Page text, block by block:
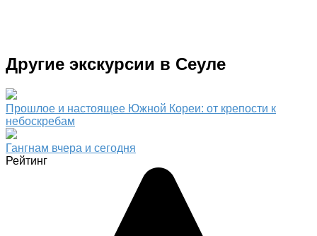
Другие экскурсии в Сеуле
Прошлое и настоящее Южной Кореи: от крепости к
небоскребам
Гангнам вчера и сегодня
Рейтинг